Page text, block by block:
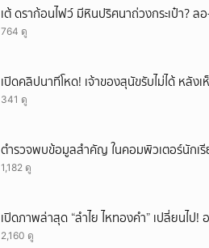
เต้ ดราก้อนไฟว์ มีหินปริศนาถ่วงกระเป๋า? ล
764 ดู
เปิดคลิปนาทีโหด! เจ้าของสุนัขรับไม่ได้ หลั
341 ดู
ตำรวจพบข้อมูลสำคัญ ในคอมพิวเตอร์นักเรี
1,182 ดู
เปิดภาพล่าสุด “ลำไย ไหทองคำ” เปลี่ยนไ
2,160 ดู